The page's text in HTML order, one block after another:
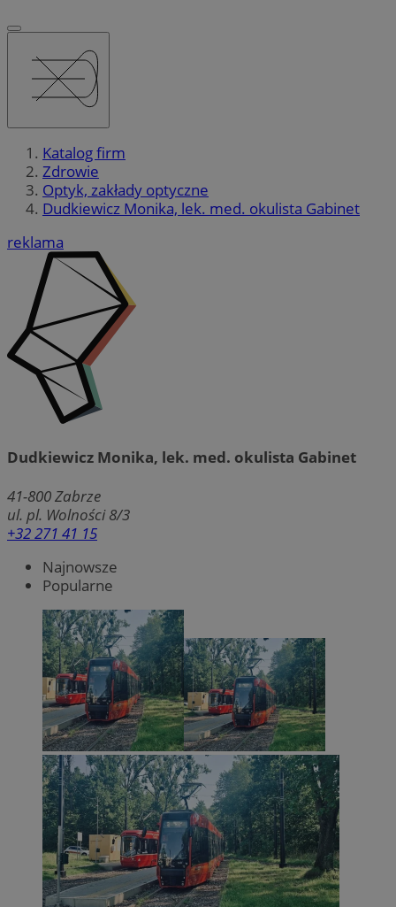
Katalog firm
Zdrowie
Optyk, zakłady optyczne
Dudkiewicz Monika, lek. med. okulista Gabinet
reklama
Dudkiewicz Monika, lek. med. okulista Gabinet
41-800Zabrze
ul. pl. Wolności 8/3
+32 271 41 15
Najnowsze
Popularne